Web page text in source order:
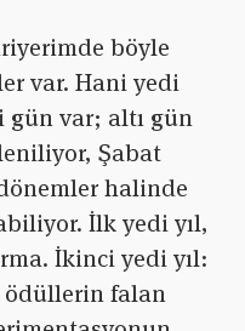
böyle
var. Hani yedi
gün var; altı gün
Şabat
halinde
İlk yedi yıl,
İkinci yedi yıl:
ödüllerin falan